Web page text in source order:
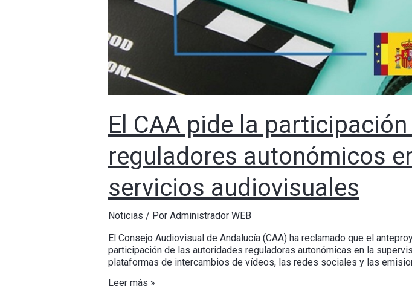
El CAA pide la
reguladores autonómicos
servicios audiovisuales
Noticias / Por Administrador WEB
El Consejo Audiovisual de Andalucía (CAA) ha reclamado que el
participación de las autoridades reguladoras autonómicas en la
plataformas de intercambios de vídeos, las redes sociales y las
Leer más »